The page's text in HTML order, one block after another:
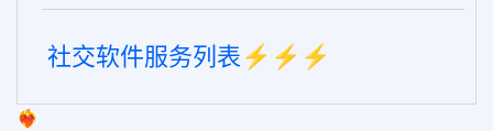
社交软件服务列表⚡️⚡️⚡️
❤️‍🔥